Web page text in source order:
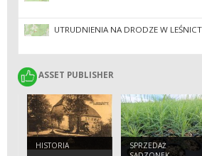
UTRUDNIENIA NA DRODZE W
ASSET PUBLISHER
ASSET PUBLISHER
HISTORIA
SPRZEDAŻ